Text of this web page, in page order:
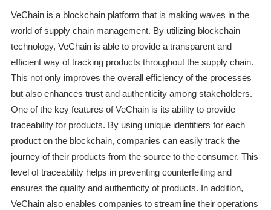
VeChain is a blockchain platform that is making waves in the
world of supply chain management. By utilizing blockchain
technology, VeChain is able to provide a transparent and
efficient way of tracking products throughout the supply chain.
This not only improves the overall efficiency of the processes
but also enhances trust and authenticity among stakeholders.
One of the key features of VeChain is its ability to provide
traceability for products. By using unique identifiers for each
product on the blockchain, companies can easily track the
journey of their products from the source to the consumer. This
level of traceability helps in preventing counterfeiting and
ensures the quality and authenticity of products. In addition,
VeChain also enables companies to streamline their operations